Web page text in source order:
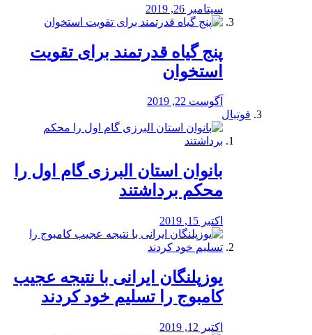
سپتامبر 26, 2019
پنج گیاه قدرتمند برای تقویت
استخوان
آگوست 22, 2019
فوتبال
بانوان استان البرزی گام اول را
محكم برداشتند
اکتبر 15, 2019
یوزپلنگان ایرانی با نتیجه عجیب
کامبوج را تسلیم خود کردند
اکتبر 12, 2019